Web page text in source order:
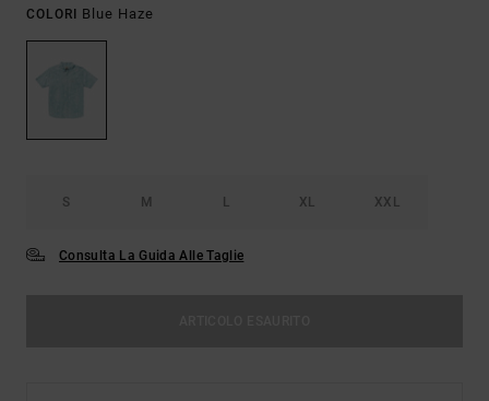
COLORI Blue Haze
S M L XL XXL
Consulta La Guida Alle Taglie